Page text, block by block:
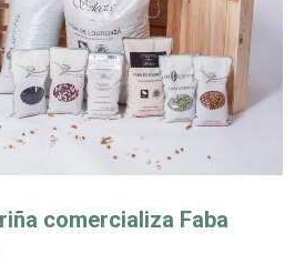
comercializa Faba